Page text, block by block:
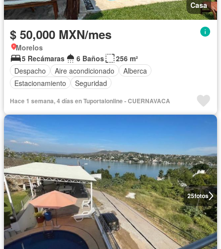
Casa
$ 50,000 MXN/mes
Morelos
5 Recámaras
6 Baños
256 m²
Despacho
Aire acondicionado
Alberca
Estacionamiento
Seguridad
Hace 1 semana, 4 días en Tuportalonline - CUERNAVACA
25fotos